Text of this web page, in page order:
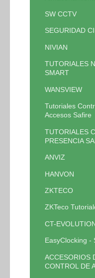
SW CCTV
SEGURIDAD
NIVIAN
TUTORIALES
SMART
WANSVIEW
Tutoriales
Accesos Safire
TUTORIALES
PRESENCIA
ANVIZ
HANVON
ZKTECO
ZKTeco
CT-
EasyClocking -
ACCESORIOS
CONTROL DE